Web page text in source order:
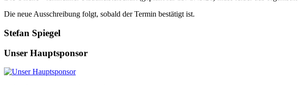
Die neue Ausschreibung folgt, sobald der Termin bestätigt ist.
Stefan Spiegel
Unser Hauptsponsor